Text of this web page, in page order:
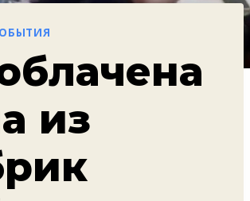
из